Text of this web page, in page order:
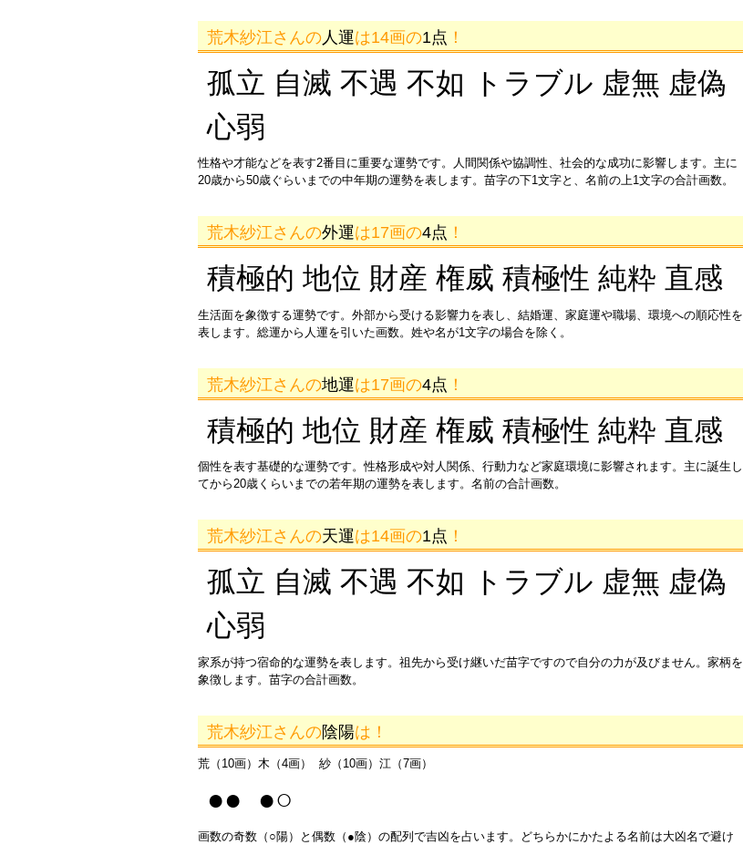
荒木紗江さんの 人運は14画の1点 ！
孤立 自滅 不遇 不如 トラブル 虚無 虚偽
心弱
性格や才能などを表す2番目に重要な運勢です。人間関係や協調性、社会的な成功に影響します。主に
20歳から50歳ぐらいまでの中年期の運勢を表します。苗字の下1文字と、名前の上1文字の合計画数。
荒木紗江さんの外運は17画の4点 ！
積極的 地位 財産 権威 積極性 純粋 直感
生活面を象徴する運勢です。外部から受ける影響力を表し、結婚運、家庭運や職場、環境への順応性を
表します。総運から人運を引いた画数。姓や名が1文字の場合を除く。
荒木紗江さんの地運は17画の4点 ！
積極的 地位 財産 権威 積極性 純粋 直感
個性を表す基礎的な運勢です。性格形成や対人関係、行動力など家庭環境に影響されます。主に誕生し
てから20歳くらいまでの若年期の運勢を表します。名前の合計画数。
荒木紗江さんの天運は14画の1点 ！
孤立 自滅 不遇 不如 トラブル 虚無 虚偽
心弱
家系が持つ宿命的な運勢を表します。祖先から受け継いだ苗字ですので自分の力が及びません。家柄を
象徴します。苗字の合計画数。
荒木紗江さんの陰陽は！
荒（10画）木（4画） 紗（10画）江（7画）
●● ●○
画数の奇数（○陽）と偶数（●陰）の配列で吉凶を占います。どちらかにかたよる名前は大凶名で避け